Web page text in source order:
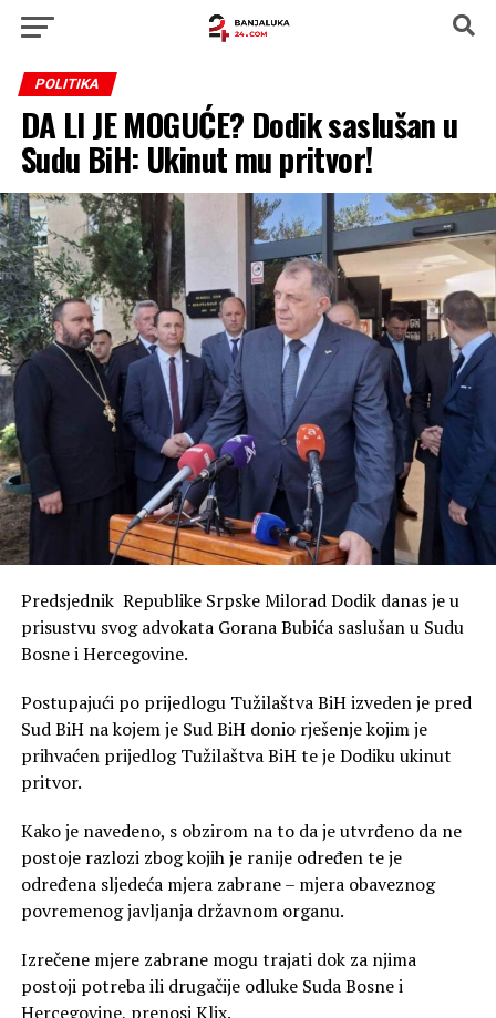
POLITIKA
DA LI JE MOGUĆE? Dodik saslušan u
Sudu BiH: Ukinut mu pritvor!
Predsjednik Republike Srpske Milorad Dodik danas je u
prisustvu svog advokata Gorana Bubića saslušan u Sudu
Bosne i Hercegovine.
Postupajući po prijedlogu Tužilaštva BiH izveden je pred
Sud BiH na kojem je Sud BiH donio rješenje kojim je
prihvaćen prijedlog Tužilaštva BiH te je Dodiku ukinut
pritvor.
Kako je navedeno, s obzirom na to da je utvrđeno da ne
postoje razlozi zbog kojih je ranije određen te je
određena sljedeća mjera zabrane – mjera obaveznog
povremenog javljanja državnom organu.
Izrečene mjere zabrane mogu trajati dok za njima
postoji potreba ili drugačije odluke Suda Bosne i
Hercegovine, prenosi Klix.